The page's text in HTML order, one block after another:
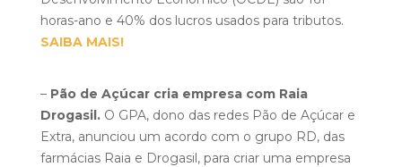
horas-ano e 40% dos lucros usados para tributos.
SAIBA MAIS!
– Pão de Açúcar cria empresa com Raia
Drogasil.O GPA, dono das redes Pão de Açúcar e
Extra, anunciou um acordo com o grupo RD, das
farmácias Raia e Drogasil, para criar uma empresa